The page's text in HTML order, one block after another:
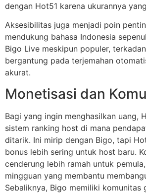
dengan Hot51 karena ukurannya
Aksesibilitas juga menjadi poin
mendukung bahasa Indonesia
Bigo Live meskipun populer,
bergantung pada terjemahan
akurat.
Monetisasi dan
Bagi yang ingin menghasilkan uang,
sistem ranking host di mana
ditarik. Ini mirip dengan Bigo, tapi
bonus lebih sering untuk host baru.
cenderung lebih ramah untuk
mingguan yang membantu
Sebaliknya, Bigo memiliki komunitas